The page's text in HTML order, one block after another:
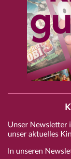
Unser Newsletter
unser aktuelles
In unseren